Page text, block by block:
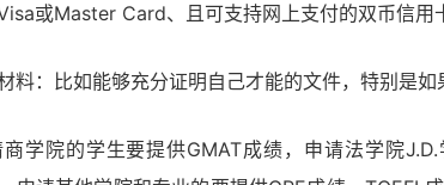
或Master Card、且可支持网上支付的双币信用
料：比如能够充分证明自己才能的文件，特别是如
学院的学生要提供GMAT成绩，申请法学院